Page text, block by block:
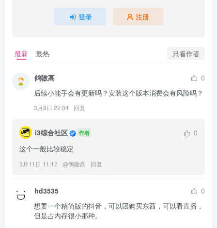
登录 注册
最新 最热 只看作者
鸽嗷高
0
后续小能手会有更新吗？安装这个版本消费会有风险吗？
3月8日 22:04 回复
i3综合社区 作者
0
这个一般比较稳定
3月11日 11:12 @鸽嗷高 回复
hd3535
0
想要一个精简版的抖音，可以团购买东西，可以看直播，
但是占内存很小那种。